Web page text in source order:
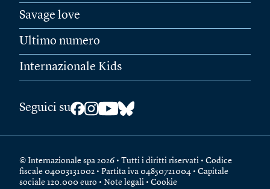
Savage love
Ultimo numero
Internazionale Kids
Seguici su
© Internazionale spa 2026 • Tutti i diritti riservati • Codice
fiscale 04003131002 • Partita iva 04850721004 • Capitale
sociale 120.000 euro • Note legali • Cookie